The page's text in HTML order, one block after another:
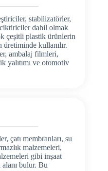
stabilizatörler,
dahil olmak
çeşitli plastik ürünlerin
kullanılır.
ambalaj filmleri,
yalıtımı ve otomotiv
çatı membranları, su
malzemeleri,
gibi inşaat
bulur. Bu